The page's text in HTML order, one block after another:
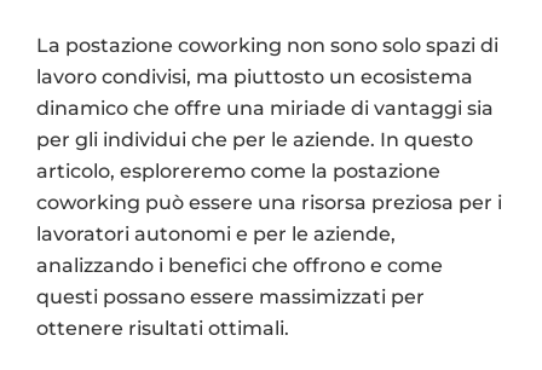
La postazione coworking non sono solo spazi di
lavoro condivisi, ma piuttosto un ecosistema
dinamico che offre una miriade di vantaggi sia
per gli individui che per le aziende. In questo
articolo, esploreremo come la postazione
coworking può essere una risorsa preziosa per i
lavoratori autonomi e per le aziende,
analizzando i benefici che offrono e come
questi possano essere massimizzati per
ottenere risultati ottimali.